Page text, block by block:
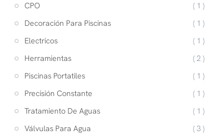
CPO
( 1 )
Decoración Para Piscinas
( 1 )
Electricos
( 1 )
Herramientas
( 2 )
Piscinas Portatiles
( 1 )
Precisión Constante
( 1 )
Tratamiento De Aguas
( 1 )
Válvulas Para Agua
( 3 )